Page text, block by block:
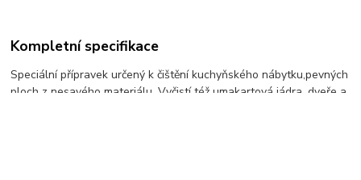
Kompletní specifikace
Speciální přípravek určený k čištění kuchyňského nábytku,pevných
ploch z nesavého materiálu. Vyčistí též umakartová jádra, dveře a